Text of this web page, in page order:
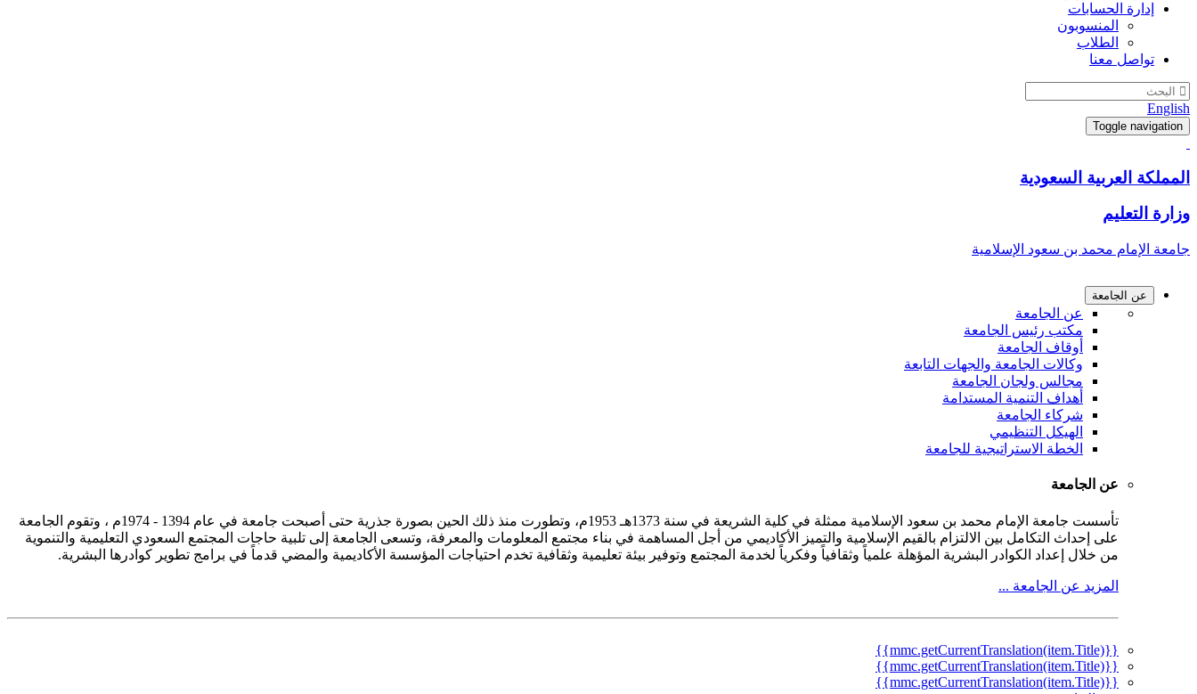
إدارة الحسابات
المنسوبون
الطلاب
تواصل معنا
English
Toggle navigation
المملكة العربية السعودية
وزارة التعليم
جامعة الإمام محمد بن سعود الإسلامية
عن الجامعة
عن الجامعة
مكتب رئيس الجامعة
أوقاف الجامعة
وكالات الجامعة والجهات التابعة
مجالس ولجان الجامعة
أهداف التنمية المستدامة
شركاء الجامعة
الهيكل التنظيمي
الخطة الاستراتيجية للجامعة
عن الجامعة
تأسست جامعة الإمام محمد بن سعود الإسلامية ممثلة في كلية الشريعة في سنة 1373هـ 1953م، وتطورت منذ ذلك الحين بصورة جذرية حتى أصبحت جامعة في عام 1394 - 1974م ، وتقوم الجامعة
على إحداث التكامل بين الالتزام بالقيم الإسلامية والتميز الأكاديمي من أجل المساهمة في بناء مجتمع المعلومات والمعرفة، وتسعى الجامعة إلى تلبية حاجات المجتمع السعودي التعليمية والتنموية
من خلال إعداد الكوادر البشرية المؤهلة علمياً وثقافياً وفكرياً لخدمة المجتمع وتوفير بيئة تعليمية وثقافية تخدم احتياجات المؤسسة الأكاديمية والمضي قدماً في برامج تطوير كوادرها البشرية.
المزيد عن الجامعة ...
{{mmc.getCurrentTranslation(item.Title)}}
{{mmc.getCurrentTranslation(item.Title)}}
{{mmc.getCurrentTranslation(item.Title)}}